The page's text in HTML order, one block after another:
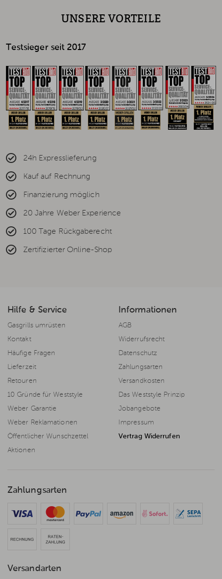
UNSERE VORTEILE
Testsieger seit 2017
24h Expresslieferung
Kauf auf Rechnung
Finanzierung möglich
20 Jahre Weber Experience
100 Tage Rückgaberecht
Zertifizierter Online-Shop
Hilfe & Service
Gasgrills umrüsten
Kontakt
Häufige Fragen
Lieferzeit
Retouren
10 Gründe für Weststyle
Weber Garantie
Weber Reklamationen
Öffentlicher Wunschzettel
Aktionen
Informationen
AGB
Widerrufsrecht
Datenschutz
Zahlungsarten
Versandkosten
Das Weststyle Prinzip
Jobangebote
Impressum
Vertrag Widerrufen
Zahlungsarten
Versandarten